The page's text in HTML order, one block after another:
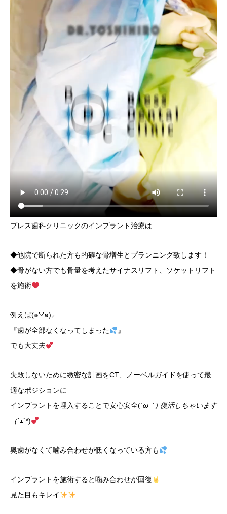
ブレス歯科クリニックのインプラント治療は
◆他院で断られた方も的確な骨増生とプランニング致します！
◆骨がない方でも骨量を考えたサイナスリフト、ソケットリフト
を施術
例えば(๑’ᵕ’๑)⸝
『歯が全部なくなってしまった
』
でも大丈夫
失敗しないために緻密な計画をCT、ノーベルガイドを使って最
適なポジションに
インプラントを埋入することで安心安全(´ω｀) 復活しちゃいます
（´ｪ`*)
奥歯がなくて噛み合わせが低くなっている方も
インプラントを施術すると噛み合わせが回復
見た目もキレイ